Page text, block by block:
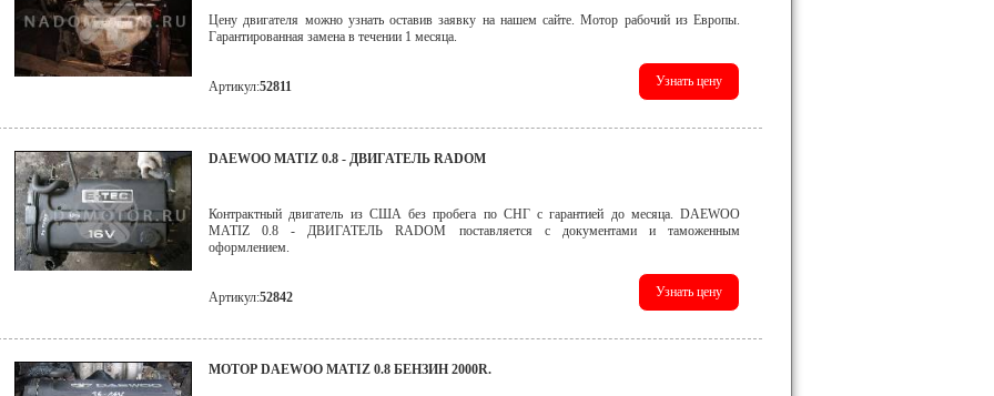
Цену двигателя можно узнать оставив заявку на нашем сайте. Мотор рабочий из Европы.
Гарантированная замена в течении 1 месяца.
Артикул:52811
DAEWOO MATIZ 0.8 - ДВИГАТЕЛЬ RADOM
Контрактный двигатель из США без пробега по СНГ с гарантией до месяца. DAEWOO
MATIZ 0.8 - ДВИГАТЕЛЬ RADOM поставляется с документами и таможенным
оформлением.
Артикул:52842
МОТОР DAEWOO MATIZ 0.8 БЕНЗИН 2000R.